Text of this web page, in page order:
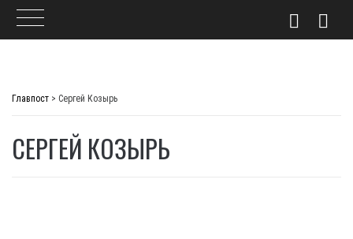
Главпост > Сергей Козырь
СЕРГЕЙ КОЗЫРЬ